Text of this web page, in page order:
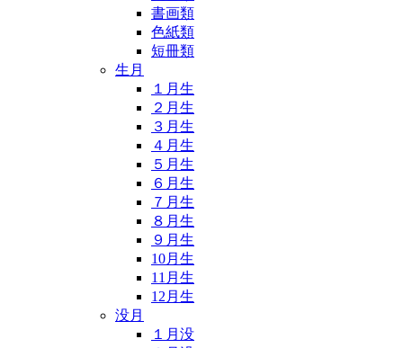
書画類
色紙類
短冊類
生月
１月生
２月生
３月生
４月生
５月生
６月生
７月生
８月生
９月生
10月生
11月生
12月生
没月
１月没